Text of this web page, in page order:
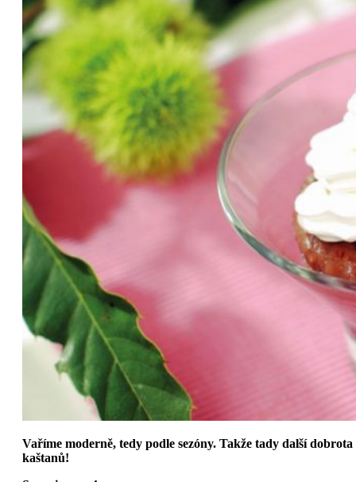
Vaříme moderně, tedy podle sezóny. Takže tady další dobrota
kaštanů!